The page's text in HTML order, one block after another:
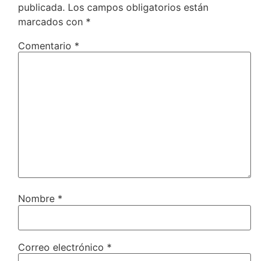
publicada. Los campos obligatorios están
marcados con *
Comentario *
Nombre *
Correo electrónico *